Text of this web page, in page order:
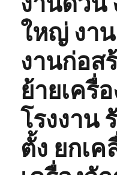
ใหญ่ งา
งานก่อส
ย้ายเครื่
โรงงาน
ตั้ง ยกเ